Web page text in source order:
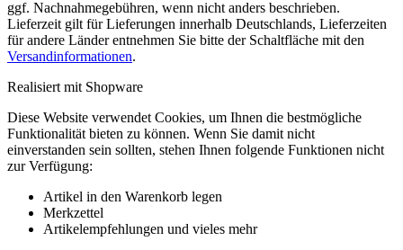
ggf. Nachnahmegebühren, wenn nicht anders beschrieben.
Lieferzeit gilt für Lieferungen innerhalb Deutschlands, Lieferzeiten
für andere Länder entnehmen Sie bitte der Schaltfläche mit den
Versandinformationen.
Realisiert mit Shopware
Diese Website verwendet Cookies, um Ihnen die bestmögliche
Funktionalität bieten zu können. Wenn Sie damit nicht
einverstanden sein sollten, stehen Ihnen folgende Funktionen nicht
zur Verfügung:
Artikel in den Warenkorb legen
Merkzettel
Artikelempfehlungen und vieles mehr